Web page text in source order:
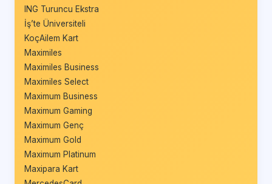
ING Turuncu Ekstra
İş’te Üniversiteli
KoçAilem Kart
Maximiles
Maximiles Business
Maximiles Select
Maximum Business
Maximum Gaming
Maximum Genç
Maximum Gold
Maximum Platinum
Maxipara Kart